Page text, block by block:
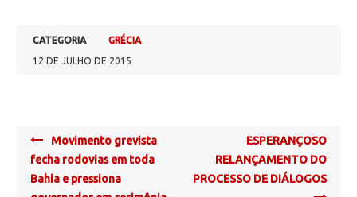
CATEGORIA
GRÉCIA
12 DE JULHO DE 2015
Post
navigation
Movimento grevista
fecha rodovias em toda
Bahia e pressiona
ESPERANÇOSO
RELANÇAMENTO DO
PROCESSO DE DIÁLOGOS